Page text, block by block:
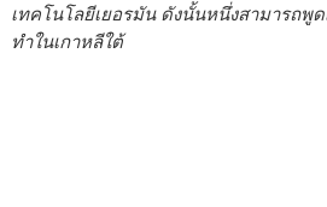
เทคโนโลยีเยอรมัน ดังนั้นหนึ่งสามารถพู
ทำในเกาหลีใต้